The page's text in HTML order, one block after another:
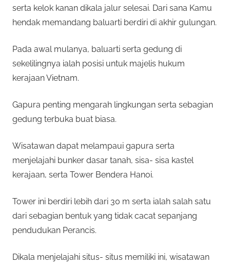
serta kelok kanan dikala jalur selesai. Dari sana Kamu
hendak memandang baluarti berdiri di akhir gulungan.
Pada awal mulanya, baluarti serta gedung di
sekelilingnya ialah posisi untuk majelis hukum
kerajaan Vietnam.
Gapura penting mengarah lingkungan serta sebagian
gedung terbuka buat biasa.
Wisatawan dapat melampaui gapura serta
menjelajahi bunker dasar tanah, sisa- sisa kastel
kerajaan, serta Tower Bendera Hanoi.
Tower ini berdiri lebih dari 30 m serta ialah salah satu
dari sebagian bentuk yang tidak cacat sepanjang
pendudukan Perancis.
Dikala menjelajahi situs- situs memiliki ini, wisatawan